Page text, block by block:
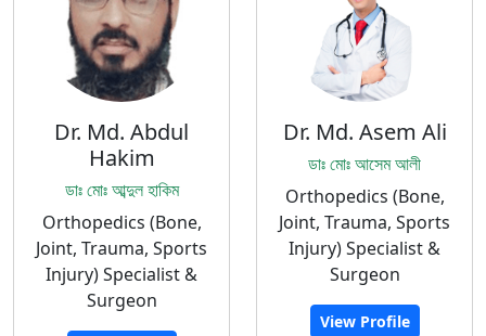
Dr. Md. Abdul
Hakim
ডাঃ মোঃ আব্দুল হাকিম
Orthopedics (Bone,
Joint, Trauma, Sports
Injury) Specialist &
Surgeon
Dr. Md. Asem Ali
ডাঃ মোঃ আসেম আলী
Orthopedics (Bone,
Joint, Trauma, Sports
Injury) Specialist &
Surgeon
View Profile